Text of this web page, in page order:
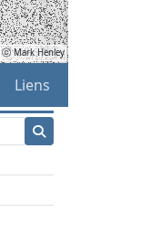
ⓒ Mark Henley
Liens